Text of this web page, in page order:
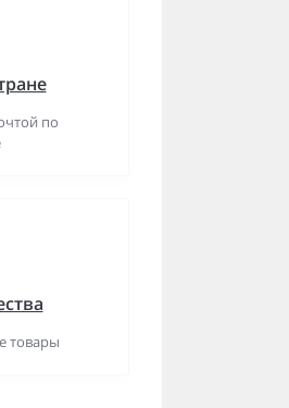
по
товары